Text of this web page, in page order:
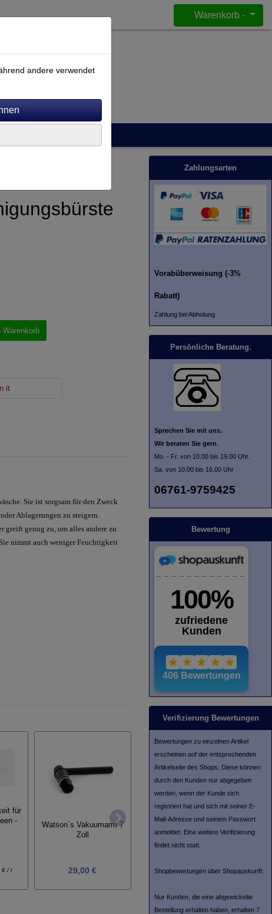
Warenkorb -
Warenkorb
it
Sie ist sorgsam für den Zweck
Ablagerungen zu steigern.
greift genug zu, um alles andere zu
nimmt auch weniger Feuchtigkeit
für
-
€ / l
Watson´s Vakuumarm 7
Zoll
29,00 €
Flux Filter für Vinyl-Turbo
Grundpreis:14,95 € / Stück
Zahlungsarten
Vorabüberweisung (-3%
Rabatt)
Zahlung bei Abholung
Persönliche Beratung.
Sprechen Sie mit uns.
Wir beraten Sie gern.
Mo. - Fr. von 10.00 bis 19.00 Uhr.
Sa. von 10.00 bis 16.00 Uhr
06761-9759425
Bewertung
Verifizierung Bewertungen
Bewertungen zu einzelnen Artikel
erscheinen auf der entsprechenden
Artikelseite des Shops. Diese können
durch den Kunden nur abgegeben
werden, wenn der Kunde sich
registriert hat und sich mit seiner E-
Mail-Adresse und seinem Passwort
anmeldet. Eine weitere Verifizierung
findet nicht statt.
Shopbewertungen über Shopauskunft:
Nur Kunden, die eine abgewickelte
Bestellung erhalten haben, erhalten 7
andere verwendet